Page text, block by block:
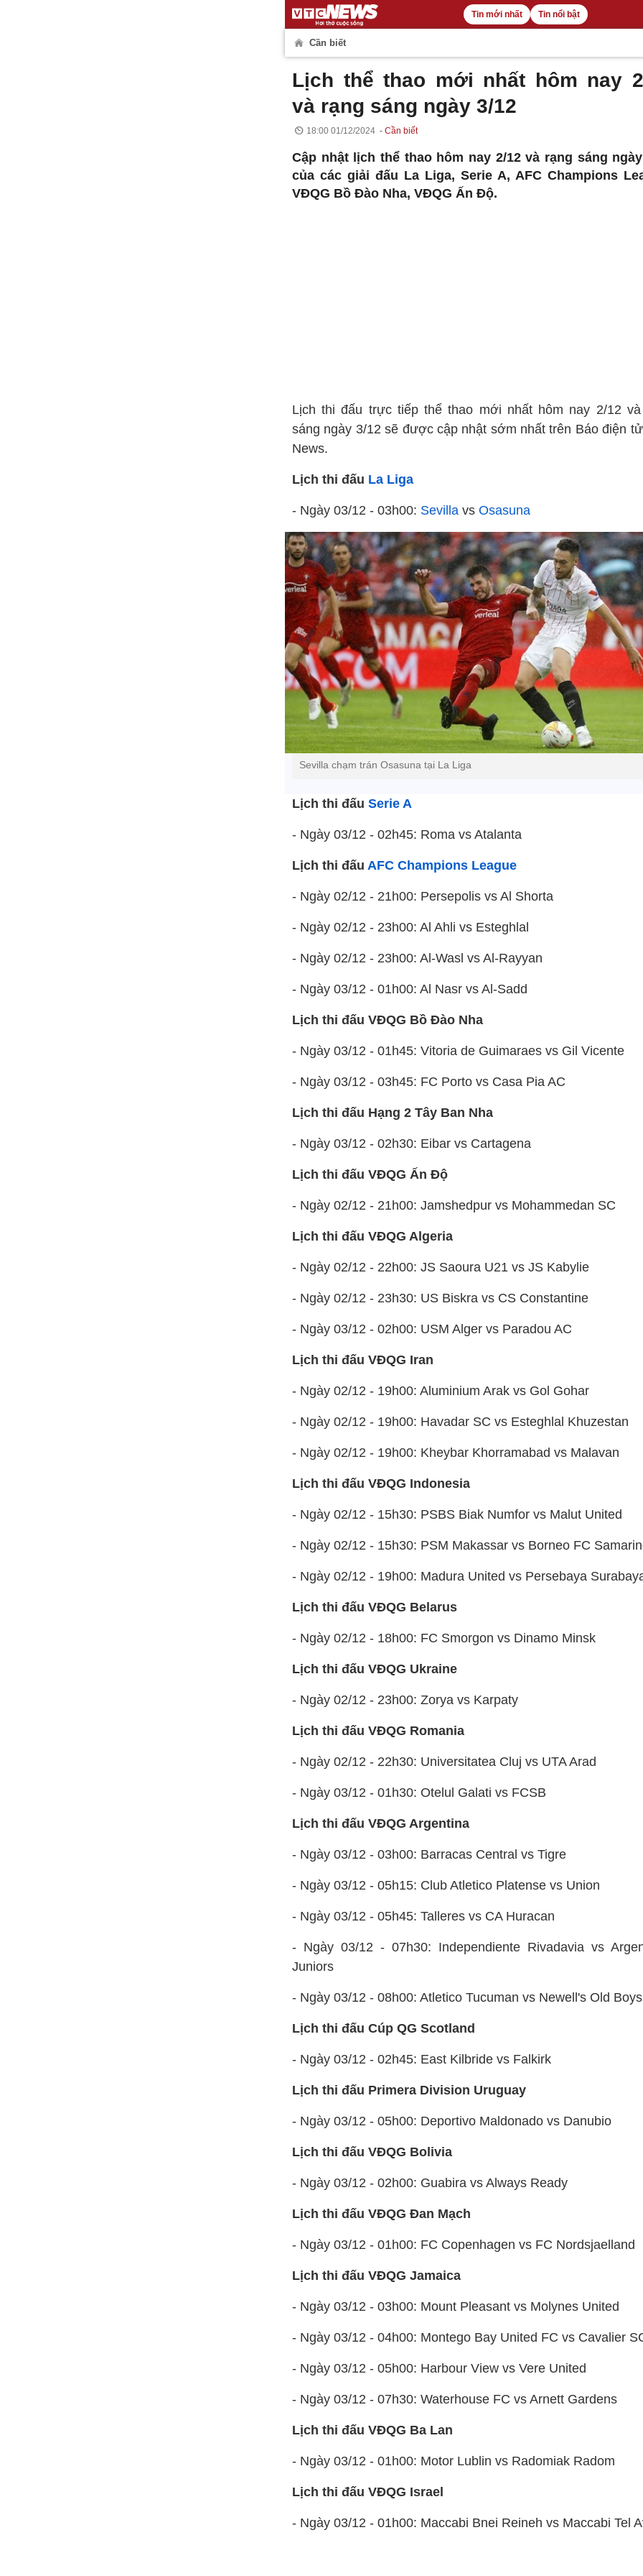
Tin mới nhất Tin nổi bật
Cần biết
Lịch thể thao mới nhất hôm nay
và rạng sáng ngày 3/12
18:00 01/12/2024 Cần biết
Cập nhật lịch thể thao hôm nay 2/12 và rạng sáng
của các giải đấu La Liga, Serie A, AFC Champions
VĐQG Bồ Đào Nha, VĐQG Ấn Độ.
Lịch thi đấu trực tiếp thể thao mới nhất hôm nay 2/12 và
sáng ngày 3/12 sẽ được cập nhật sớm nhất trên Báo điện
News.
Lịch thi đấu La Liga
- Ngày 03/12 - 03h00: Sevilla vs Osasuna
Sevilla chạm trán Osasuna tại La Liga
Lịch thi đấu Serie A
- Ngày 03/12 - 02h45: Roma vs Atalanta
Lịch thi đấu AFC Champions League
- Ngày 02/12 - 21h00: Persepolis vs Al Shorta
- Ngày 02/12 - 23h00: Al Ahli vs Esteghlal
- Ngày 02/12 - 23h00: Al-Wasl vs Al-Rayyan
- Ngày 03/12 - 01h00: Al Nasr vs Al-Sadd
Lịch thi đấu VĐQG Bồ Đào Nha
- Ngày 03/12 - 01h45: Vitoria de Guimaraes vs Gil Vicente
- Ngày 03/12 - 03h45: FC Porto vs Casa Pia AC
Lịch thi đấu Hạng 2 Tây Ban Nha
- Ngày 03/12 - 02h30: Eibar vs Cartagena
Lịch thi đấu VĐQG Ấn Độ
- Ngày 02/12 - 21h00: Jamshedpur vs Mohammedan SC
Lịch thi đấu VĐQG Algeria
- Ngày 02/12 - 22h00: JS Saoura U21 vs JS Kabylie
- Ngày 02/12 - 23h30: US Biskra vs CS Constantine
- Ngày 03/12 - 02h00: USM Alger vs Paradou AC
Lịch thi đấu VĐQG Iran
- Ngày 02/12 - 19h00: Aluminium Arak vs Gol Gohar
- Ngày 02/12 - 19h00: Havadar SC vs Esteghlal Khuzestan
- Ngày 02/12 - 19h00: Kheybar Khorramabad vs Malavan
Lịch thi đấu VĐQG Indonesia
- Ngày 02/12 - 15h30: PSBS Biak Numfor vs Malut United
- Ngày 02/12 - 15h30: PSM Makassar vs Borneo FC
- Ngày 02/12 - 19h00: Madura United vs Persebaya
Lịch thi đấu VĐQG Belarus
- Ngày 02/12 - 18h00: FC Smorgon vs Dinamo Minsk
Lịch thi đấu VĐQG Ukraine
- Ngày 02/12 - 23h00: Zorya vs Karpaty
Lịch thi đấu VĐQG Romania
- Ngày 02/12 - 22h30: Universitatea Cluj vs UTA Arad
- Ngày 03/12 - 01h30: Otelul Galati vs FCSB
Lịch thi đấu VĐQG Argentina
- Ngày 03/12 - 03h00: Barracas Central vs Tigre
- Ngày 03/12 - 05h15: Club Atletico Platense vs Union
- Ngày 03/12 - 05h45: Talleres vs CA Huracan
- Ngày 03/12 - 07h30: Independiente Rivadavia vs
Juniors
- Ngày 03/12 - 08h00: Atletico Tucuman vs Newell's Old Boys
Lịch thi đấu Cúp QG Scotland
- Ngày 03/12 - 02h45: East Kilbride vs Falkirk
Lịch thi đấu Primera Division Uruguay
- Ngày 03/12 - 05h00: Deportivo Maldonado vs Danubio
Lịch thi đấu VĐQG Bolivia
- Ngày 03/12 - 02h00: Guabira vs Always Ready
Lịch thi đấu VĐQG Đan Mạch
- Ngày 03/12 - 01h00: FC Copenhagen vs FC Nordsjaelland
Lịch thi đấu VĐQG Jamaica
- Ngày 03/12 - 03h00: Mount Pleasant vs Molynes United
- Ngày 03/12 - 04h00: Montego Bay United FC vs Cavalier
- Ngày 03/12 - 05h00: Harbour View vs Vere United
- Ngày 03/12 - 07h30: Waterhouse FC vs Arnett Gardens
Lịch thi đấu VĐQG Ba Lan
- Ngày 03/12 - 01h00: Motor Lublin vs Radomiak Radom
Lịch thi đấu VĐQG Israel
- Ngày 03/12 - 01h00: Maccabi Bnei Reineh vs Maccabi Tel